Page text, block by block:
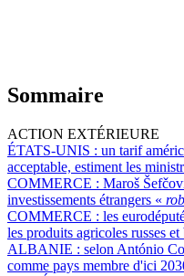
Sommaire
ACTION EXTÉRIEURE
ÉTATS-UNIS : un tarif
acceptable, estiment les
COMMERCE : Maroš
investissements étrangers «
COMMERCE : les
les produits agricoles russes et
ALBANIE : selon António
comme pays membre d'ici